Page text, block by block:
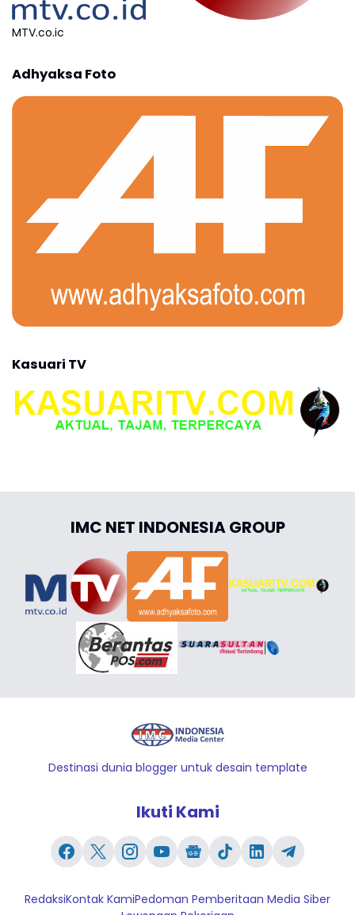
MTV.co.ic
Adhyaksa Foto
Kasuari TV
IMC NET INDONESIA GROUP
Destinasi dunia blogger untuk desain template
Ikuti Kami
RedaksiKontak KamiPedoman Pemberitaan Media Siber